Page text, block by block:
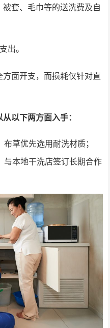
被套、毛巾等的送洗费及自
出。
面开支，而损耗仅针对直
以下两方面入手：
草优先选用耐洗材质；
与本地干洗店签订长期合作